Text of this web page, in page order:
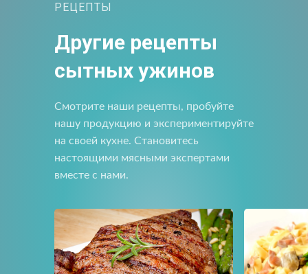
РЕЦЕПТЫ
Другие рецепты
сытных ужинов
Смотрите наши рецепты, пробуйте
нашу продукцию и экспериментируйте
на своей кухне. Становитесь
настоящими мясными экспертами
вместе с нами.
пользовательского соглашенияОтправить
Нажимая на кнопку, я принимаю условия соглашения.
Нажимая на кнопку, я принимаю условия соглашения.